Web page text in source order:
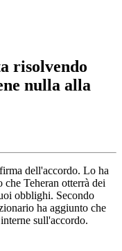
risolvendo
nulla alla
dell'accordo. Lo ha
Teheran otterrà dei
obblighi. Secondo
ha aggiunto che
sull'accordo.